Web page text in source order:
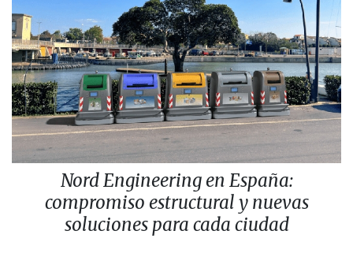
Nord Engineering en España:
compromiso estructural y nuevas
soluciones para cada ciudad